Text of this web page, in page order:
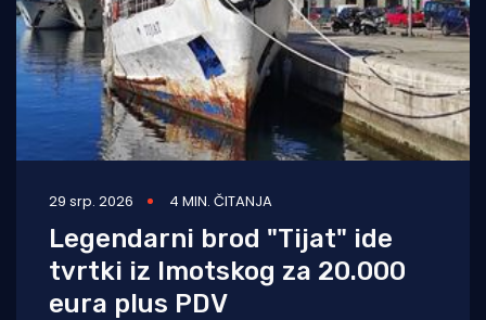
29 srp. 2026 4 MIN. ČITANJA
Legendarni brod "Tijat" ide
tvrtki iz Imotskog za 20.000
eura plus PDV